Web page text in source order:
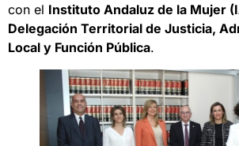
con el Instituto Andaluz de la Mujer
Delegación Territorial de Justicia,
Local y Función Pública.